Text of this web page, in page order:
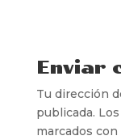
Enviar
Tu dirección
publicada.
marcados con